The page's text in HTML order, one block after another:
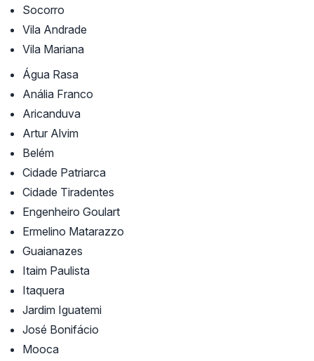
Socorro
Vila Andrade
Vila Mariana
Água Rasa
Anália Franco
Aricanduva
Artur Alvim
Belém
Cidade Patriarca
Cidade Tiradentes
Engenheiro Goulart
Ermelino Matarazzo
Guaianazes
Itaim Paulista
Itaquera
Jardim Iguatemi
José Bonifácio
Mooca